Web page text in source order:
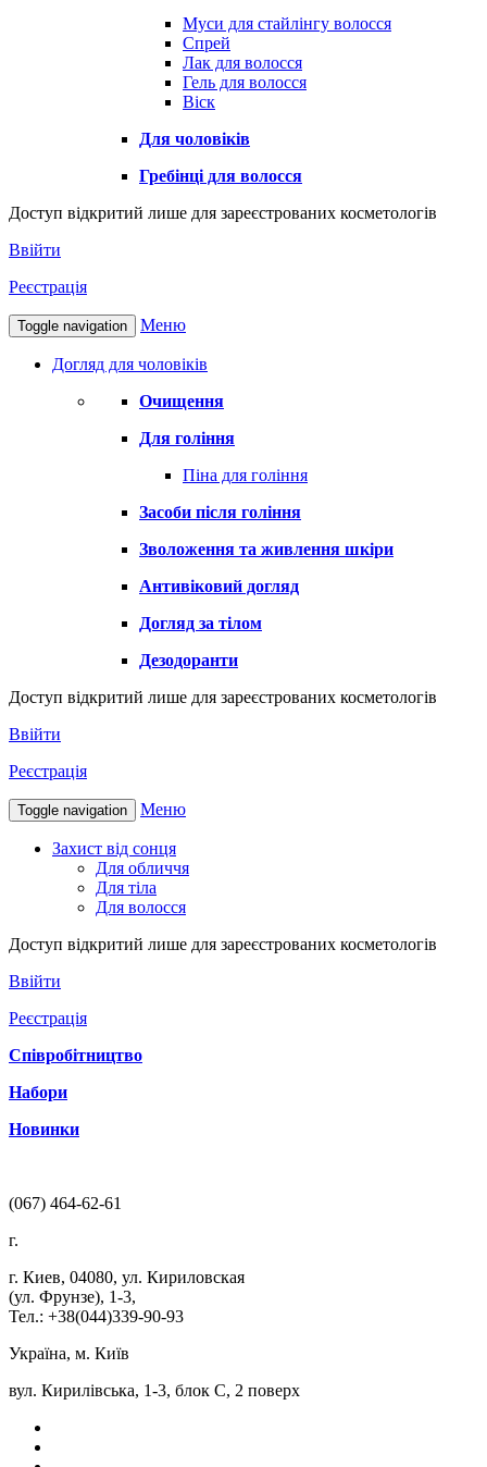
Муси для стайлінгу волосся
Спрей
Лак для волосся
Гель для волосся
Віск
Для чоловіків
Гребінці для волосся
Доступ відкритий лише для зареєстрованих косметологів
Ввійти
Реєстрація
Toggle navigation Меню
Догляд для чоловіків
Очищення
Для гоління
Піна для гоління
Засоби після гоління
Зволоження та живлення шкіри
Антивіковий догляд
Догляд за тілом
Дезодоранти
Доступ відкритий лише для зареєстрованих косметологів
Ввійти
Реєстрація
Toggle navigation Меню
Захист від сонця
Для обличчя
Для тіла
Для волосся
Доступ відкритий лише для зареєстрованих косметологів
Ввійти
Реєстрація
Співробітництво
Набори
Новинки
(067) 464-62-61
г.
г. Киев, 04080, ул. Кириловская
(ул. Фрунзе), 1-3,
Тел.: +38(044)339-90-93
Україна, м. Київ
вул. Кирилівська, 1-3, блок С, 2 поверх